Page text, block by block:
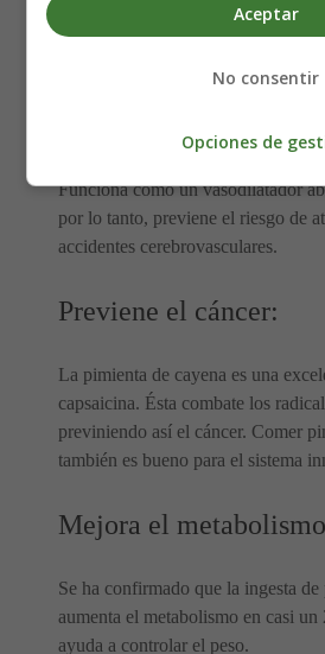
Es buena para el
Sí, la pimienta de cayena es
Funciona como un vasodilatador
por lo tanto, previene el riesgo de
accidentes cerebrovasculares.
Previene el cáncer:
La pimienta de cayena es una
capsaicina. Ésta combate los
previniendo así el cáncer. Comer
también es bueno para el sistema
Mejora el
Se ha confirmado que la ingesta
aumenta el metabolismo en casi
ayuda a controlar el peso.
Aceptar
No consentir
Opciones de